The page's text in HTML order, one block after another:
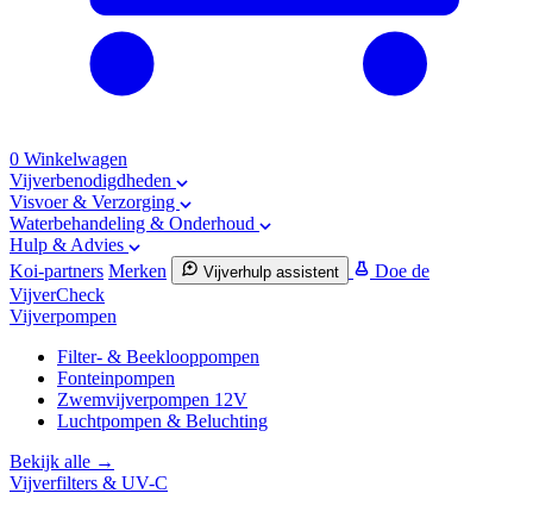
0 Winkelwagen
Vijverbenodigdheden
Visvoer & Verzorging
Waterbehandeling & Onderhoud
Hulp & Advies
Koi-partners Merken Vijverhulp assistent
Doe de
VijverCheck
Vijverpompen
Filter- & Beeklooppompen
Fonteinpompen
Zwemvijverpompen 12V
Luchtpompen & Beluchting
Bekijk alle →
Vijverfilters & UV-C